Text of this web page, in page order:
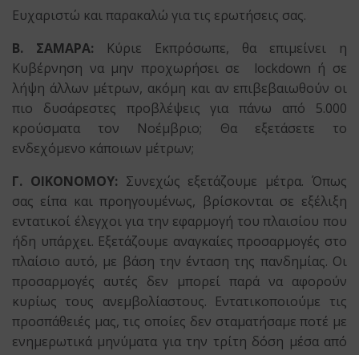
Ευχαριστώ και παρακαλώ για τις ερωτήσεις σας.
Β. ΣΑΜΑΡΑ: Κύριε Εκπρόσωπε, θα επιμείνει η
Κυβέρνηση να μην προχωρήσει σε lockdown ή σε
λήψη άλλων μέτρων, ακόμη και αν επιβεβαιωθούν οι
πιο δυσάρεστες προβλέψεις για πάνω από 5.000
κρούσματα τον Νοέμβριο; Θα εξετάσετε το
ενδεχόμενο κάποιων μέτρων;
Γ. ΟΙΚΟΝΟΜΟΥ: Συνεχώς εξετάζουμε μέτρα. Όπως
σας είπα και προηγουμένως, βρίσκονται σε εξέλιξη
εντατικοί έλεγχοι για την εφαρμογή του πλαισίου που
ήδη υπάρχει. Εξετάζουμε αναγκαίες προσαρμογές στο
πλαίσιο αυτό, με βάση την ένταση της πανδημίας. Οι
προσαρμογές αυτές δεν μπορεί παρά να αφορούν
κυρίως τους ανεμβολίαστους. Εντατικοποιούμε τις
προσπάθειές μας, τις οποίες δεν σταματήσαμε ποτέ με
ενημερωτικά μηνύματα για την τρίτη δόση μέσα από